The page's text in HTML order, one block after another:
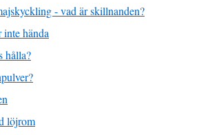
- vad är skillnanden?
hända
hålla?
löjrom